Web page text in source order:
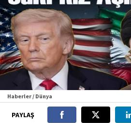
Haberler / Dünya
PAYLAŞ